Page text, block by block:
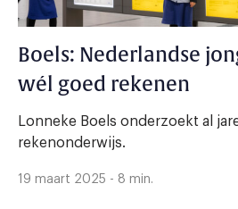
Boels: Nederlandse
wél goed rekenen
Lonneke Boels onderzoekt al
rekenonderwijs.
19 maart 2025 - 8 min.